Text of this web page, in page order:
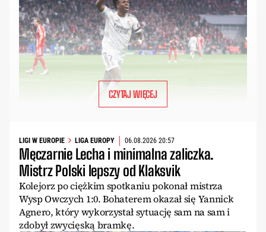
CZYTAJ WIĘCEJ
LIGI W EUROPIE LIGA EUROPY 06.08.2026 20:57
Męczarnie Lecha i minimalna zaliczka.
Mistrz Polski lepszy od Klaksvik
Kolejorz po ciężkim spotkaniu pokonał mistrza
Wysp Owczych 1:0. Bohaterem okazał się Yannick
Agnero, który wykorzystał sytuację sam na sam i
zdobył zwycięską bramkę.